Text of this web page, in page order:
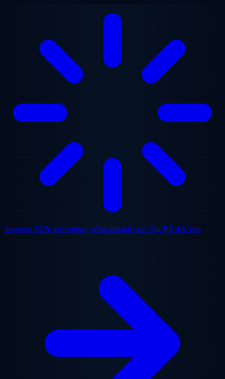
Знижка 50% усі плани, обмежений час. Від$2.48/mo